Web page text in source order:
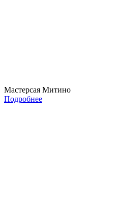
Мастерсая Митино
Подробнее